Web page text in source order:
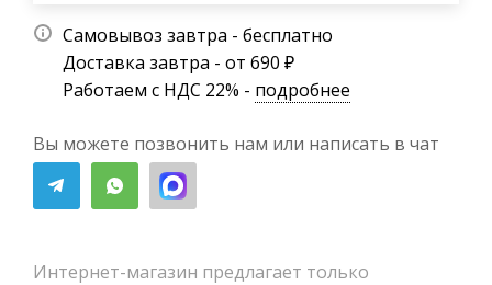
Самовывоз завтра - бесплатно
Доставка завтра - от 690 ₽
Работаем с НДС 22% - подробнее
Вы можете позвонить нам или написать в чат
Интернет-магазин предлагает только